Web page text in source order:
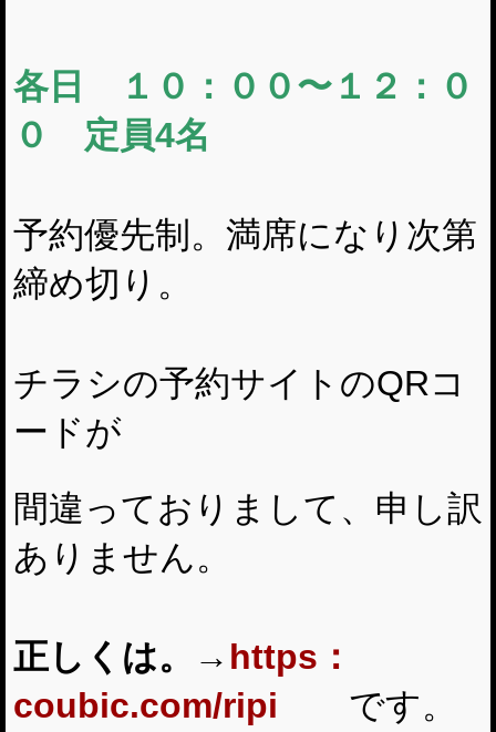
各日 １０：００〜１２：０
０ 定員4名
予約優先制。満席になり次第
締め切り。
チラシの予約サイトのQRコ
ードが
間違っておりまして、申し訳
ありません。
正しくは。→ https：
coubic.com/ripi
です。